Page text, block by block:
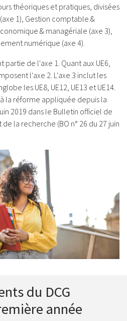
théoriques et pratiques, divisées
1), Gestion comptable &
& managériale (axe 3),
numérique (axe 4).
partie de l'axe 1. Quant aux UE6,
l'axe 2. L'axe 3 inclut les
les UE8, UE12, UE13 et UE14.
la réforme appliquée depuis la
2019 dans le Bulletin officiel de
la recherche (BO n° 26 du 27 juin
du DCG
année